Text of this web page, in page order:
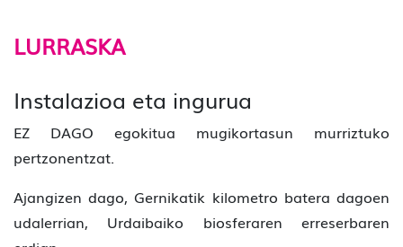
LURRASKA
Instalazioa eta ingurua
EZ DAGO egokitua mugikortasun murriztuko
pertzonentzat.
Ajangizen dago, Gernikatik kilometro batera dagoen
udalerrian, Urdaibaiko biosferaren erreserbaren